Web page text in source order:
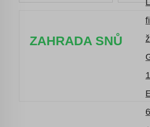
ZAHRADA SNŮ